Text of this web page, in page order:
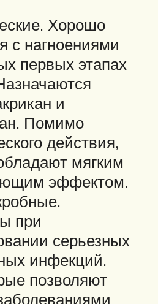
Хорошо
с нагноениями
первых этапах
и
Помимо
действия,
мягким
эффектом.
при
серьезных
инфекций.
позволяют